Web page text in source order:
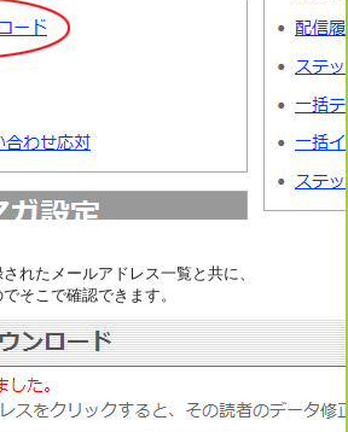
れたメールアドレス一覧と共に、
そこで確認できます。